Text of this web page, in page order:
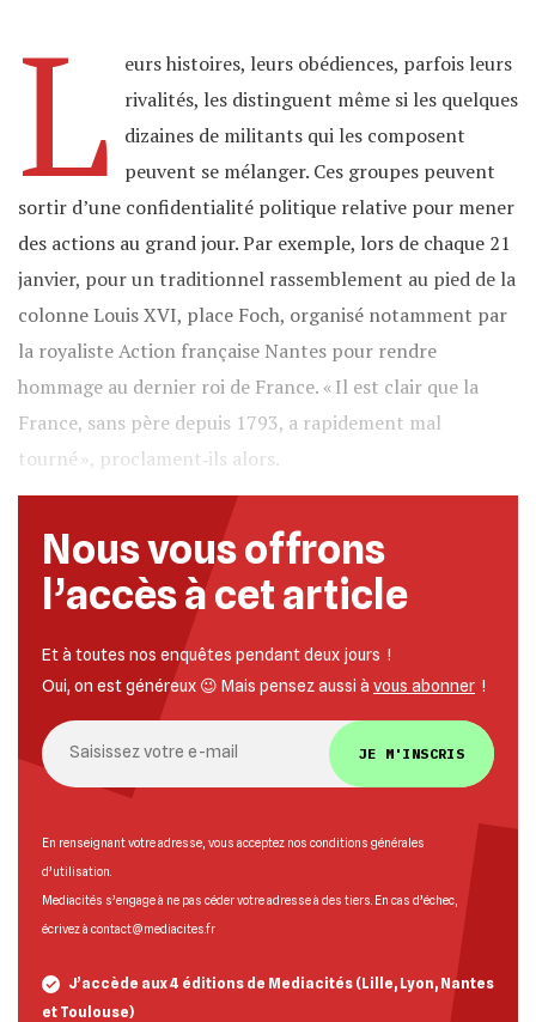
L
eurs histoires, leurs obédiences, parfois leurs
rivalités, les distinguent même si les quelques
dizaines de militants qui les composent
peuvent se mélanger. Ces groupes peuvent
sortir d’une confidentialité politique relative pour mener
des actions au grand jour. Par exemple, lors de chaque 21
janvier, pour un traditionnel rassemblement au pied de la
colonne Louis XVI, place Foch, organisé notamment par
la royaliste Action française Nantes pour rendre
hommage au dernier roi de France. « Il est clair que la
France, sans père depuis 1793, a rapidement mal
tourné », proclament‐ils alors.
Nous vous offrons
l’accès à cet article
Et à toutes nos enquêtes pendant deux jours !
Oui, on est généreux 😉 Mais pensez aussi à vous abonner !
JE M'INSCRIS
En renseignant votre adresse, vous acceptez nos conditions générales
d’utilisation
Mediacités s’engage à ne pas céder votre adresse à des tiers. En cas d’échec,
écrivez à contact@mediacites.fr
J’accède aux 4 éditions de Mediacités (Lille, Lyon, Nantes
et Toulouse)